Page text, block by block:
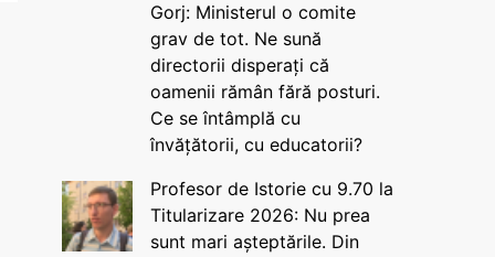
Gorj: Ministerul o comite
grav de tot. Ne sună
directorii disperați că
oamenii rămân fără posturi.
Ce se întâmplă cu
învățătorii, cu educatorii?
Profesor de Istorie cu 9.70 la
Titularizare 2026: Nu prea
sunt mari așteptările. Din